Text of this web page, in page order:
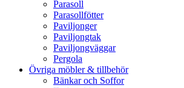
Parasoll
Parasollfötter
Paviljonger
Paviljongtak
Paviljongväggar
Pergola
Övriga möbler & tillbehör
Bänkar och Soffor